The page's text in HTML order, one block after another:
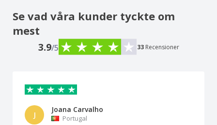
Se vad våra kunder tyckte om
mest
3.9/5 33 Recensioner
J
Joana Carvalho
Portugal